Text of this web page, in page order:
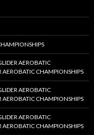
AEROBATIC
AEROBATIC CHAMPIONSHIPS
AEROBATIC
AEROBATIC CHAMPIONSHIPS
AEROBATIC
AEROBATIC CHAMPIONSHIPS